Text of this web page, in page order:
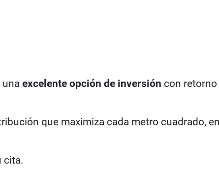
unaexcelente opción de inversión con retorno
que maximiza cada metro cuadrado,
cita.